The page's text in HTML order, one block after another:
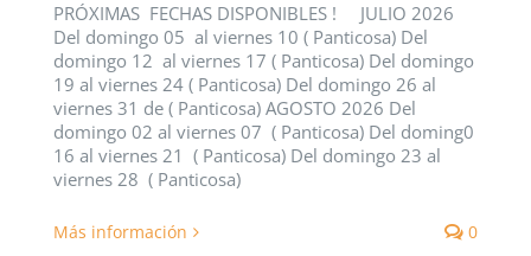
PRÓXIMAS FECHAS DISPONIBLES ! JULIO 2026
Del domingo 05 al viernes 10 ( Panticosa) Del
domingo 12 al viernes 17 ( Panticosa) Del domingo
19 al viernes 24 ( Panticosa) Del domingo 26 al
viernes 31 de ( Panticosa) AGOSTO 2026 Del
domingo 02 al viernes 07 ( Panticosa) Del doming0
16 al viernes 21 ( Panticosa) Del domingo 23 al
viernes 28 ( Panticosa)
Más información 0